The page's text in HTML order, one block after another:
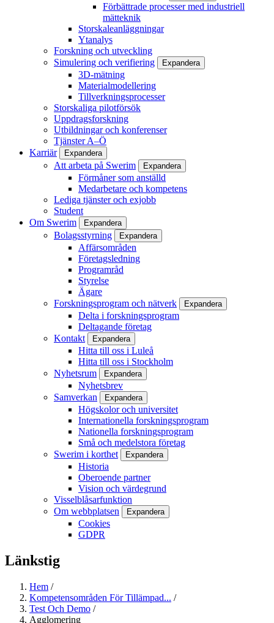
Förbättrade processer med industriell
mätteknik
Storskaleanläggningar
Ytanalys
Forskning och utveckling
Simulering och verifiering
Expandera
3D-mätning
Materialmodellering
Tillverkningsprocesser
Storskaliga pilotförsök
Uppdragsforskning
Utbildningar och konferenser
Tjänster A–Ö
Karriär
Expandera
Att arbeta på Swerim Expandera
Förmåner som anställd
Medarbetare och kompetens
Lediga tjänster och exjobb
Student
Om Swerim
Expandera
Bolagsstyrning Expandera
Affärsområden
Företagsledning
Programråd
Styrelse
Ägare
Forskningsprogram och nätverk
Expandera
Delta i forskningsprogram
Deltagande företag
Kontakt
Expandera
Hitta till oss i Luleå
Hitta till oss i Stockholm
Nyhetsrum
Expandera
Nyhetsbrev
Samverkan
Expandera
Högskolor och universitet
Internationella forskningsprogram
Nationella forskningsprogram
Små och medelstora företag
Swerim i korthet
Expandera
Historia
Oberoende partner
Vision och värdegrund
Visselblåsarfunktion
Om webbplatsen
Expandera
Cookies
GDPR
Länkstig
Hem /
Kompetensområden För Tillämpad... /
Test Och Demo /
Agglomering